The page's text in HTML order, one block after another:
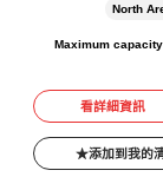
North
Maximum capacity
看詳細資訊
添加到我的